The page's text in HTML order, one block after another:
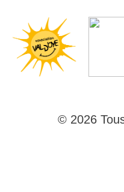
© 2026